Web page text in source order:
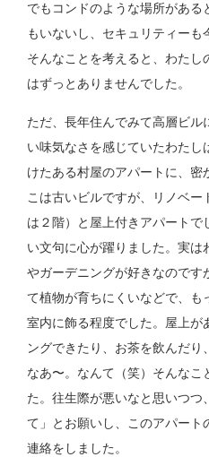
でもコンドのような場所がある
もいないし、セキュリティーも
そんなことを考えると、わたし
はずっとありませんでした。
ただ、長年住んでみて高層ビル
い味気なさを感じていたわたし
けたある村屋のアパートに、密
こは古いビルですが、リノベ
は２階）と屋上付きアパートで
い文句に心が躍りました。実は
やガーデニングが好きなのです
て植物が育ちにくいなどで、も
室内に飾る程度でした。屋上が
ングできたり、お茶を飲んだり
なあ〜。なんて（笑）そんなこ
た。往生際が悪いなと思いつつ
て」とお願いし、このアパー
連絡をしました。